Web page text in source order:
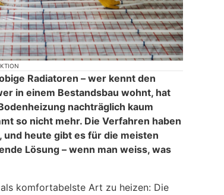
Radiatoren – wer kennt den
in einem Bestandsbau wohnt, hat
nachträglich kaum
so nicht mehr. Die Verfahren haben
heute gibt es für die meisten
Lösung – wenn man weiss, was
komfortabelste Art zu heizen: Die